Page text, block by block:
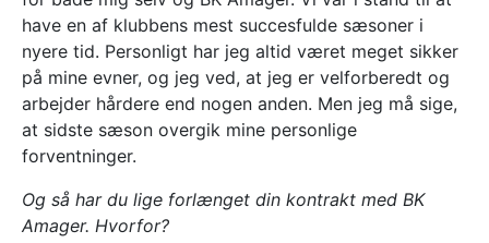
have en af ​​klubbens mest succesfulde sæsoner i
nyere tid. Personligt har jeg altid været meget sikker
på mine evner, og jeg ved, at jeg er velforberedt og
arbejder hårdere end nogen anden. Men jeg må sige,
at sidste sæson overgik mine personlige
forventninger.
Og så har du lige forlænget din kontrakt med BK
Amager. Hvorfor?